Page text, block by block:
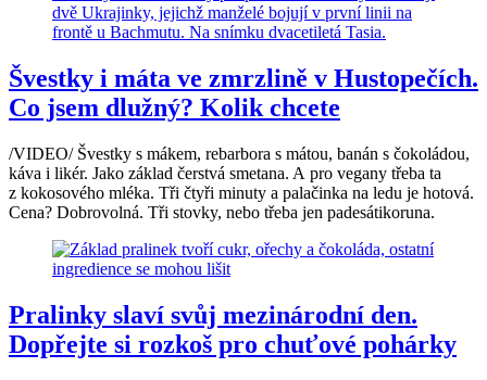
Švestky i máta ve zmrzlině v Hustopečích.
Co jsem dlužný? Kolik chcete
/VIDEO/ Švestky s mákem, rebarbora s mátou, banán s čokoládou,
káva i likér. Jako základ čerstvá smetana. A pro vegany třeba ta
z kokosového mléka. Tři čtyři minuty a palačinka na ledu je hotová.
Cena? Dobrovolná. Tři stovky, nebo třeba jen padesátikoruna.
Pralinky slaví svůj mezinárodní den.
Dopřejte si rozkoš pro chuťové pohárky